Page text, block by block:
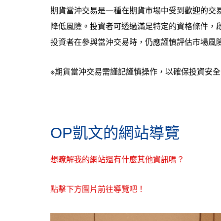
期貨當沖交易是一種在期貨市場中受到歡迎的
降低風險。投資者可透過滿足特定的資格條件
投資者在參與當沖交易時，仍應謹慎評估市場風
※期貨當沖交易需謹記謹慎操作，以確保投資安
OP凱文的網站導覽
想瞭解我的網站還有什麼其他資訊嗎？
點擊下方圖片前往導覽吧！